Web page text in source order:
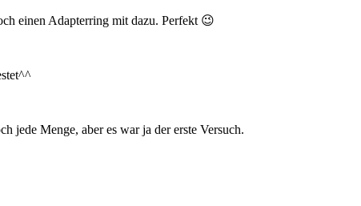
einen Adapterring mit dazu. Perfekt 😉
jede Menge, aber es war ja der erste Versuch.